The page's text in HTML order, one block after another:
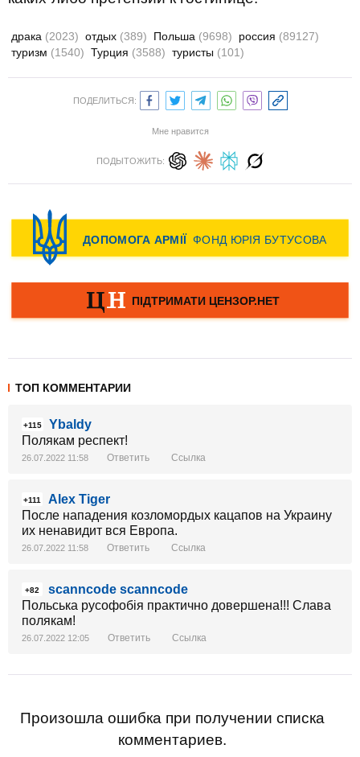
драка (2023) отдых (389) Польша (9698) россия (89127)
туризм (1540) Турция (3588) туристы (101)
ПОДЕЛИТЬСЯ:
Мне нравится
ПОДЫТОЖИТЬ:
ТОП КОММЕНТАРИИ
+115
Ybaldy
Полякам респект!
26.07.2022 11:58 Ответить Ссылка
+111
Alex Tiger
После нападения козломордых кацапов на Украину
их ненавидит вся Европа.
26.07.2022 11:58 Ответить Ссылка
+82
scanncode scanncode
Польська русофобія практично довершена!!! Слава
полякам!
26.07.2022 12:05 Ответить Ссылка
Произошла ошибка при получении списка
комментариев.